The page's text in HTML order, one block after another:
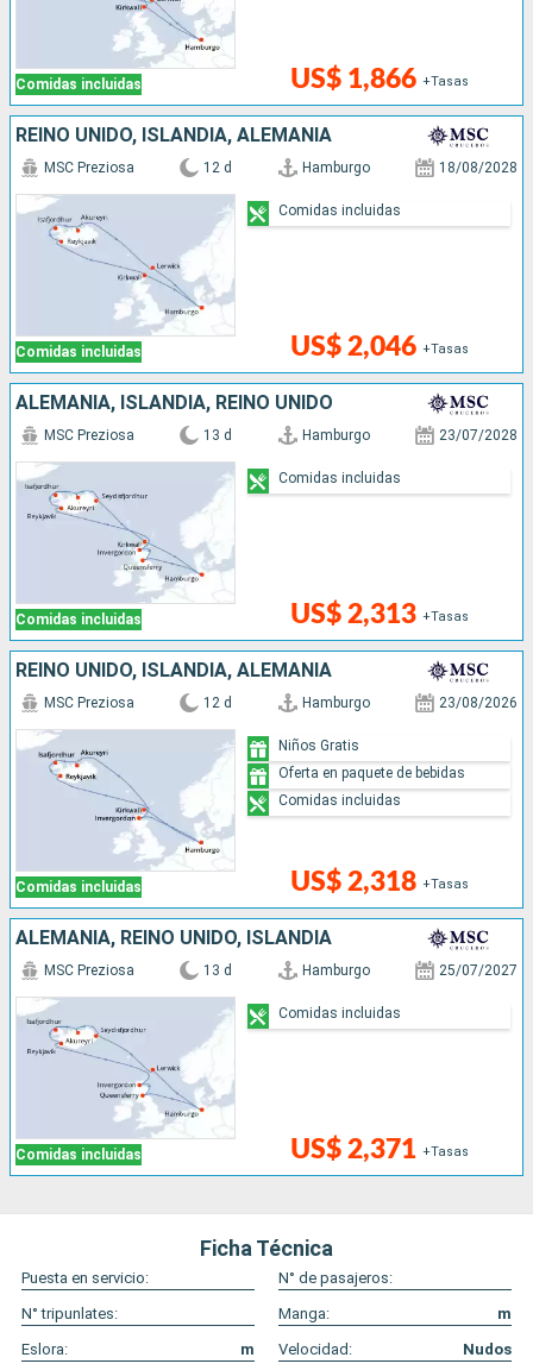
Comidas incluidas US$ 1,866 +Tasas
REINO UNIDO, ISLANDIA, ALEMANIA
Comidas incluidas
MSC Preziosa 12 d Hamburgo 18/08/2028
US$ 2,046 +Tasas
Comidas incluidas
ALEMANIA, ISLANDIA, REINO UNIDO
Comidas incluidas
MSC Preziosa 13 d Hamburgo 23/07/2028
US$ 2,313 +Tasas
Comidas incluidas
REINO UNIDO, ISLANDIA, ALEMANIA
Comidas incluidas
MSC Preziosa 12 d Hamburgo 23/08/2026
US$ 2,318 +Tasas
Niños Gratis
Oferta en paquete de bebidas
Comidas incluidas
ALEMANIA, REINO UNIDO, ISLANDIA
Comidas incluidas
MSC Preziosa 13 d Hamburgo 25/07/2027
US$ 2,371 +Tasas
Comidas incluidas
Ficha Técnica
Puesta en servicio:
N° de pasajeros:
N° tripunlates:
Manga:
m
Eslora:
m Velocidad: Nudos